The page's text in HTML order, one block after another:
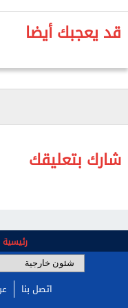
رصدوا هبوط الطيران
بري جديد في عدة
ضمن حرب الإبادة المتواصلة
قد يعجبك أيضا
شارك بتعليقك
رئيسية
اتصل بنا